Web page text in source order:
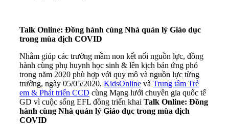
Talk Online: Đồng hành cùng Nhà quản lý Giáo dục
trong mùa dịch COVID
Nhằm giúp các trường mầm non kết nối nguồn lực, đồng
hành cùng phụ huynh học sinh & lên kịch bản ứng phó
trong năm 2020 phù hợp với quy mô và nguồn lực từng
trường, ngày 05/05/2020, KidsOnline và Trung tâm Trẻ
em & Phát triển CCD cùng Mạng lưới chuyên gia quốc tế
GD vì cuộc sống EFL đồng triển khai Talk Online: Đồng
hành cùng Nhà quản lý Giáo dục trong mùa dịch
COVID